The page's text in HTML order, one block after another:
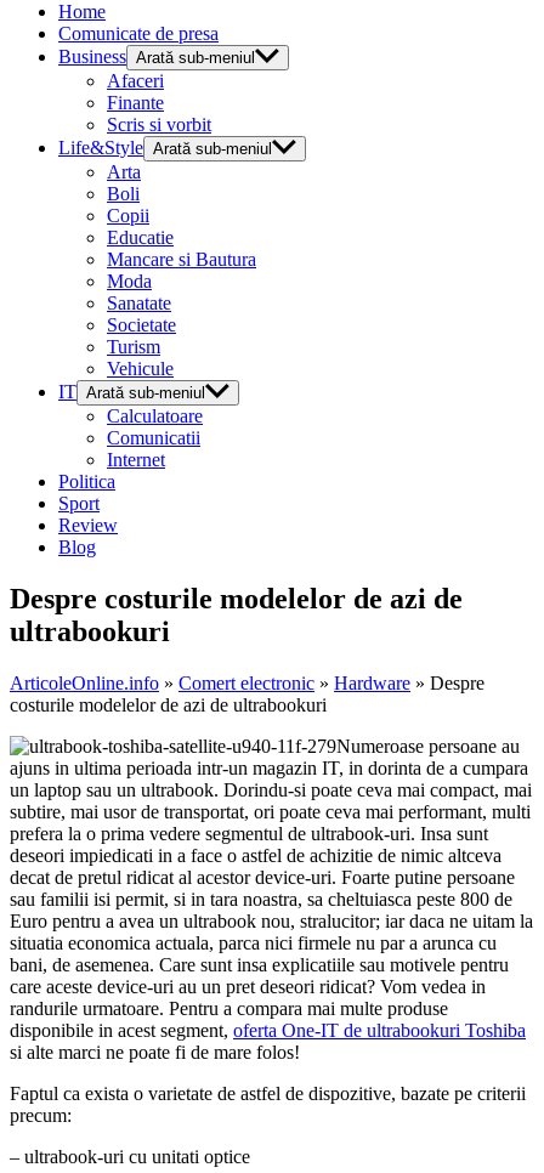
Home
Comunicate de presa
Business Arată sub-meniul
Afaceri
Finante
Scris si vorbit
Life&Style Arată sub-meniul
Arta
Boli
Copii
Educatie
Mancare si Bautura
Moda
Sanatate
Societate
Turism
Vehicule
IT Arată sub-meniul
Calculatoare
Comunicatii
Internet
Politica
Sport
Review
Blog
Despre costurile modelelor de azi de
ultrabookuri
ArticoleOnline.info » Comert electronic » Hardware » Despre
costurile modelelor de azi de ultrabookuri
Numeroase persoane au
ajuns in ultima perioada intr-un magazin IT, in dorinta de a cumpara
un laptop sau un ultrabook. Dorindu-si poate ceva mai compact, mai
subtire, mai usor de transportat, ori poate ceva mai performant, multi
prefera la o prima vedere segmentul de ultrabook-uri. Insa sunt
deseori impiedicati in a face o astfel de achizitie de nimic altceva
decat de pretul ridicat al acestor device-uri. Foarte putine persoane
sau familii isi permit, si in tara noastra, sa cheltuiasca peste 800 de
Euro pentru a avea un ultrabook nou, stralucitor; iar daca ne uitam la
situatia economica actuala, parca nici firmele nu par a arunca cu
bani, de asemenea. Care sunt insa explicatiile sau motivele pentru
care aceste device-uri au un pret deseori ridicat? Vom vedea in
randurile urmatoare. Pentru a compara mai multe produse
disponibile in acest segment, oferta One-IT de ultrabookuri Toshiba
si alte marci ne poate fi de mare folos!
Faptul ca exista o varietate de astfel de dispozitive, bazate pe criterii
precum:
– ultrabook-uri cu unitati optice